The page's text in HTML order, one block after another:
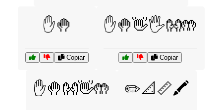
✋🤚
Copiar
✋🤚👋🖐️👐🤲
Copiar
✋🤚👐👋🤲 ✏️📐📏🖍️